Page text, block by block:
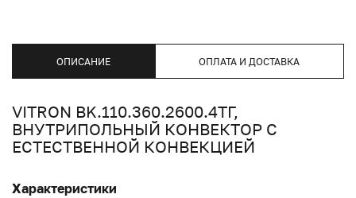
ОПИСАНИЕ ОПЛАТА И ДОСТАВКА
VITRON BK.110.360.2600.4ТГ,
ВНУТРИПОЛЬНЫЙ КОНВЕКТОР С
ЕСТЕСТВЕННОЙ КОНВЕКЦИЕЙ
Характеристики